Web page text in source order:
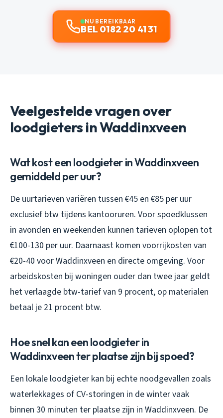
NU BEREIKBAAR
BEL 0182 20 41 31
Veelgestelde vragen over
loodgieters in Waddinxveen
Wat kost een loodgieter in Waddinxveen
gemiddeld per uur?
De uurtarieven variëren tussen €45 en €85 per uur
exclusief btw tijdens kantooruren. Voor spoedklussen
in avonden en weekenden kunnen tarieven oplopen tot
€100-130 per uur. Daarnaast komen voorrijkosten van
€20-40 voor Waddinxveen en directe omgeving. Voor
arbeidskosten bij woningen ouder dan twee jaar geldt
het verlaagde btw-tarief van 9 procent, op materialen
betaal je 21 procent btw.
Hoe snel kan een loodgieter in
Waddinxveen ter plaatse zijn bij spoed?
Een lokale loodgieter kan bij echte noodgevallen zoals
waterlekkages of CV-storingen in de winter vaak
binnen 30 minuten ter plaatse zijn in Waddinxveen. De